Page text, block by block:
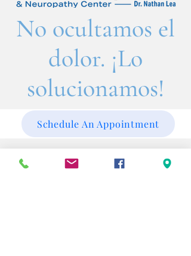
No ocultamos el
dolor. ¡Lo
solucionamos!
Schedule An Appointment